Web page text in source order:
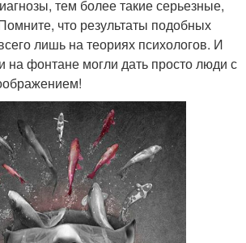
тем более такие серьезные,
что результаты подобных
лишь на теориях психологов. И
на фонтане могли дать просто люди с